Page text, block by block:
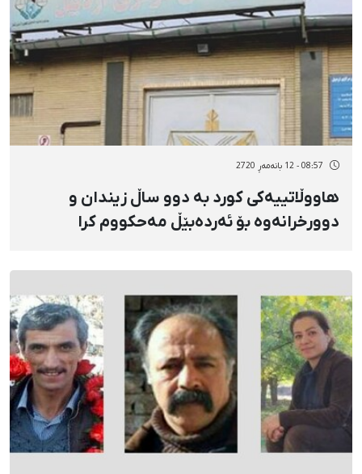
08:57 - 12 بانەمەڕ 2720
هاووڵاتییەکی کورد بە دوو ساڵ زیندان و
دوورخرانەوە بۆ ئەردەبێڵ مەحکووم کرا